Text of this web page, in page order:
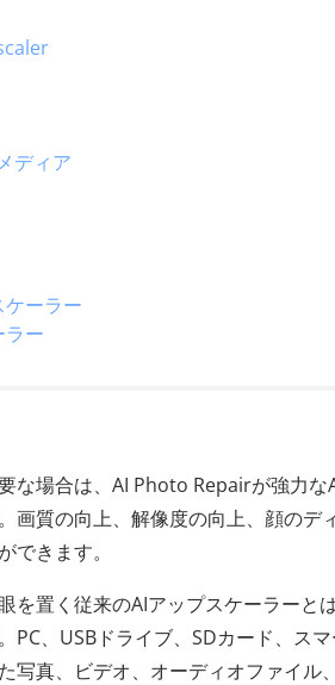
ディア
ーラー
ラー
な場合は、AI Photo Repairが強力
画質の向上、解像度の向上、顔の
できます。
を置く従来のAIアップスケーラーと
PC、USBドライブ、SDカード、ス
写真、ビデオ、オーディオファイル